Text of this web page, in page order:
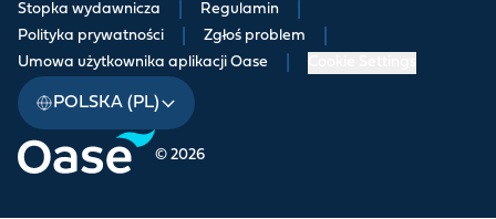
© 2026
Stopka wydawnicza Regulamin
Polityka prywatności Zgłoś problem
Umowa użytkownika aplikacji Oase
POLSKA (PL)